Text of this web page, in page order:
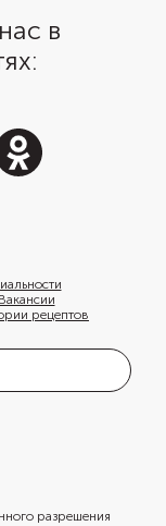
в
Вакансии
рецептов
разрешения